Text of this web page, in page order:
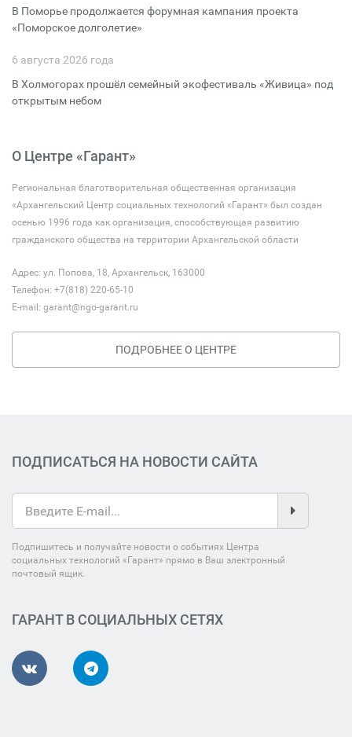
В Поморье продолжается форумная кампания проекта
«Поморское долголетие»
6 августа 2026 года
В Холмогорах прошёл семейный экофестиваль «Живица» под
открытым небом
О Центре «Гарант»
Региональная благотворительная общественная организация
«Архангельский Центр социальных технологий «Гарант» был создан
осенью 1996 года как организация, способствующая развитию
гражданского общества на территории Архангельской области
Адрес: ул. Попова, 18, Архангельск, 163000
Телефон: +7(818) 220-65-10
E-mail: garant@ngo-garant.ru
ПОДРОБНЕЕ О ЦЕНТРЕ
ПОДПИСАТЬСЯ НА НОВОСТИ САЙТА
Подпишитесь и получайте новости о событиях Центра
социальных технологий «Гарант» прямо в Ваш электронный
почтовый ящик.
ГАРАНТ В СОЦИАЛЬНЫХ СЕТЯХ